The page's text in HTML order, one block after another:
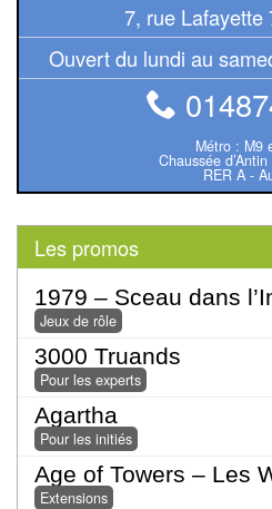
les
enfants
famille
Pour
les
initiés
Pour
les
experts
En
solitaire
7, rue Lafayette
Ouvert du lundi au
Métro : M9
Chaussée
RER A -
Les promos
1979 – Sceau dans
Jeux de rôle
3000 Truands
Pour les experts
Agartha
Pour les initiés
Age of Towers – Les
Extensions